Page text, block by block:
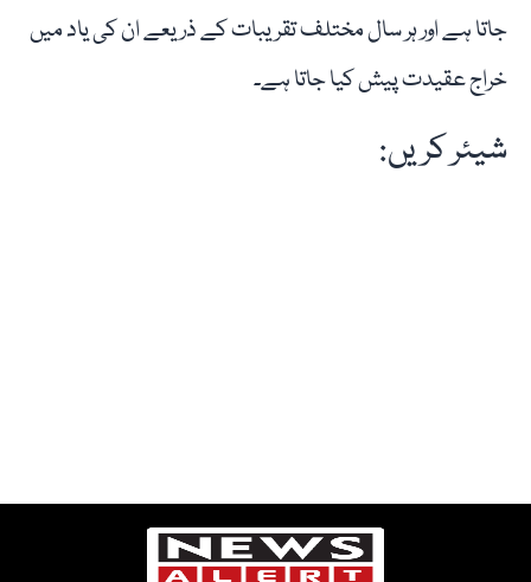
جاتا ہے اور ہر سال مختلف تقریبات کے ذریعے ان کی یاد میں
خراج عقیدت پیش کیا جاتا ہے۔
شیئر کریں: